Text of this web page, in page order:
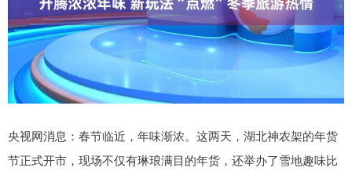
央视网消息：春节临近，年味渐浓。这两天，湖北神农架的年货
节正式开市，现场不仅有琳琅满目的年货，还举办了雪地趣味比